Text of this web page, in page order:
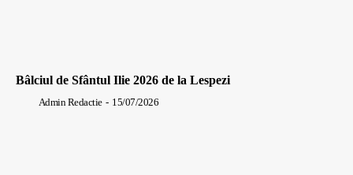
Bâlciul de Sfântul Ilie 2026 de la Lespezi
Admin Redactie - 15/07/2026